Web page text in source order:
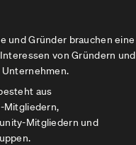
und Gründer brauchen
von Gründern
aus
Mitgliedern,
Mitgliedern und